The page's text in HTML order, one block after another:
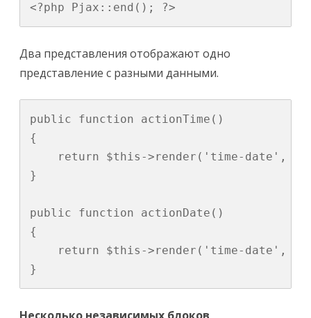
<?php Pjax::end(); ?>
Два представления отображают одно
представление с разными данными.
public function actionTime()
{
return $this->render('time-date',
}
public function actionDate()
{
return $this->render('time-date',
}